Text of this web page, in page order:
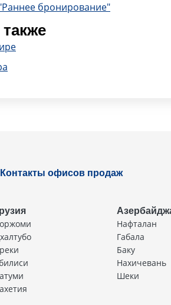
бронирование"
Контакты офисов продаж
Нафталан
Габала
Баку
Нахичевань
Шеки